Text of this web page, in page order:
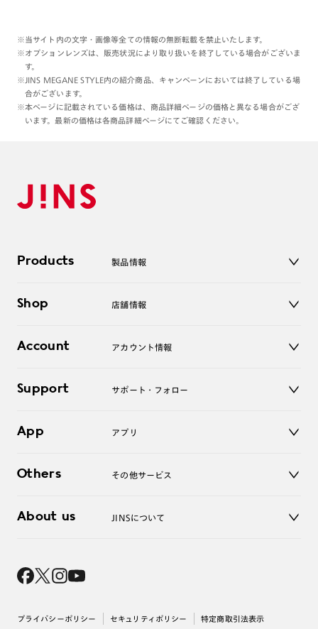
※当サイト内の文字・画像等全ての情報の無断転載を禁止いたします。
※オプションレンズは、販売状況により取り扱いを終了している場合がございま
す。
※JINS MEGANE STYLE内の紹介商品、キャンペーンにおいては終了している場
合がございます。
※本ページに記載されている価格は、商品詳細ページの価格と異なる場合がござ
います。最新の価格は各商品詳細ページにてご確認ください。
Products 製品情報
サングラス
コンタクトレンズ
アクセサリー
Shop 店舗情報
オンラインショップ
Account アカウント情報
ログアウト
Support サポート・フォロー
よくあるご質問
お問い合わせ
App アプリ
Others その他サービス
レンズ交換
About us JINSについて
採用情報
プライバシーポリシー セキュリティポリシー 特定商取引法表示